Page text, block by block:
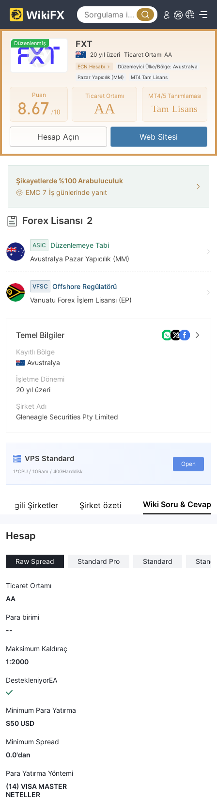
Düzenlenmiş FXT
20 yıl üzeri Ticaret Ortamı AA
ECN Hesabı
Düzenleyici Ülke/Bölge: Avustralya
Pazar Yapıcılık (MM)
MT4 Tam Lisans
Puan
3
4
5
6
7
8
9
.
1
2
3
4
5
6
7
8
9
2
3
4
5
6
7
8
9
/10
Ticaret Ortamı
AA
MT4/5 Tanımlaması
Tam Lisans
Hesap Açın Web Sitesi
Şikayetlerde %100 Arabuluculuk
EMC 7 İş günlerinde yanıt
Forex Lisansı 2
ASIC
Düzenlemeye Tabi
Avustralya Pazar Yapıcılık (MM)
VFSC
Offshore Regülatörü
Vanuatu Forex İşlem Lisansı (EP)
Temel Bilgiler
Kayıtlı Bölge
Avustralya
İşletme Dönemi
20 yıl üzeri
Şirket Adı
Gleneagle Securities Pty Limited
FXT
Şirket çalışanı
--
VPS Standard
1*CPU / 1GRam / 40GHarddisk
Open
İlgili Şirketler Şirket özeti Wiki Soru & Cevap
Hesap
Raw Spread Standard Pro Standard
Ticaret Ortamı
AA
Para birimi
--
Maksimum Kaldıraç
1:2000
DestekleniyorEA
Minimum Para Yatırma
$50 USD
Minimum Spread
0.0'dan
Para Yatırma Yöntemi
(14) VISA MASTER
NETELLER